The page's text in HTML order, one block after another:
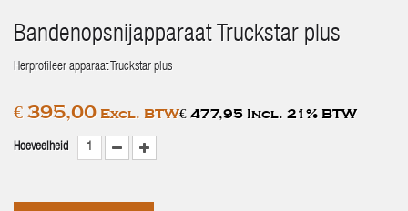
Bandenopsnijapparaat Truckstar plus
Herprofileer apparaat Truckstar plus
€ 395,00 Excl. BTW€ 477,95 Incl. 21% BTW
Hoeveelheid